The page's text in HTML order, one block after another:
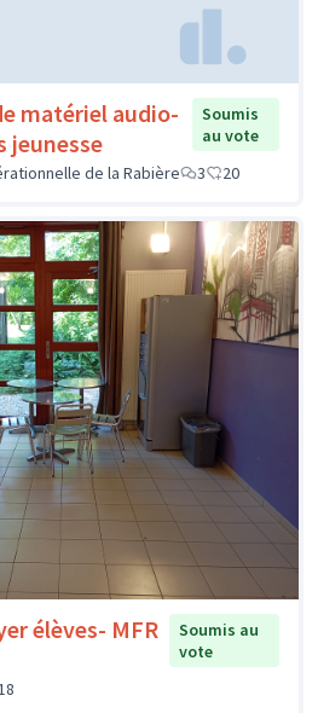
matériel audio-
jeunesse
Soumis
au vote
de la Rabière
3 20
élèves- MFR
Soumis au
vote